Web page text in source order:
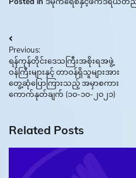
Post
navigation
Previous:
ရန်ကုန်တိုင်းဒေသကြီးအစိုးရအဖွဲ့
ဝန်ကြီးများနှင့် တာဝန်ရှိသူများအား
တွေ့ဆုံပြောကြားသည့် အမှာစကား
ကောက်နုတ်ချက် (၁၀-၁၀-၂၀၂၁)
Related Posts